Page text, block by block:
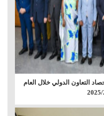
التعاون الدولي خلال العام